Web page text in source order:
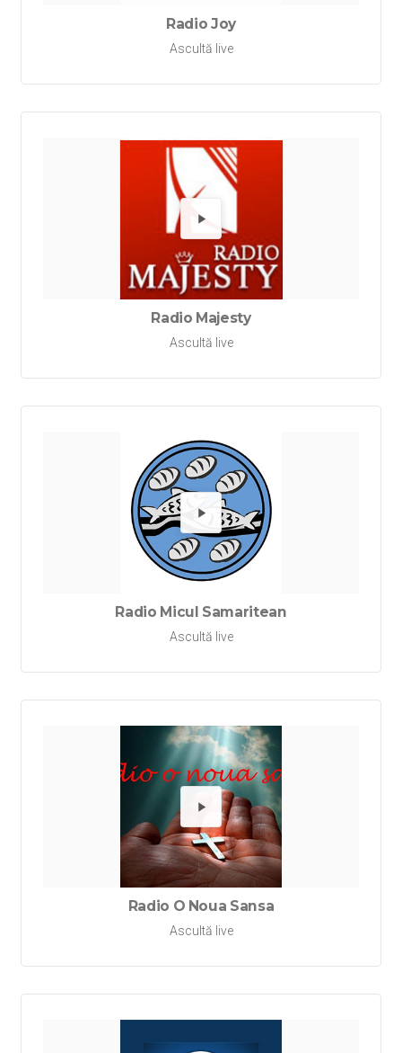
Radio Joy
Ascultă live
Redă
Radio Majesty
Ascultă live
Redă
Radio Micul Samaritean
Ascultă live
Redă
Radio O Noua Sansa
Ascultă live